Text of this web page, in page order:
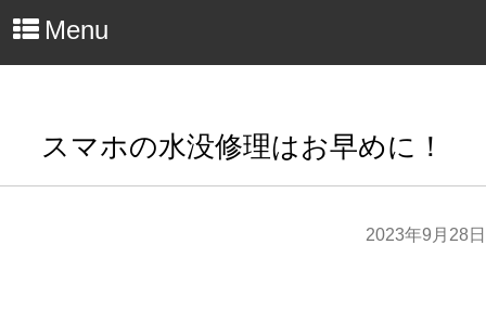
Menu
スマホの水没修理はお早めに！
2023年9月28日